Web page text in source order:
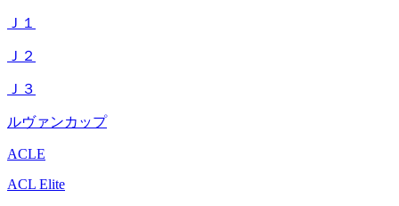
Ｊ１
Ｊ２
Ｊ３
ルヴァンカップ
ACLE
ACL Elite